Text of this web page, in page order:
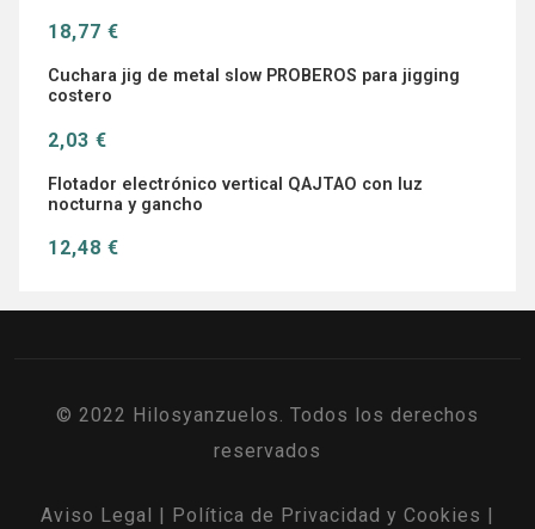
18,77 €
Cuchara jig de metal slow PROBEROS para jigging
costero
2,03 €
Flotador electrónico vertical QAJTAO con luz
nocturna y gancho
12,48 €
© 2022 Hilosyanzuelos. Todos los derechos
reservados
Aviso Legal Política de Privacidad y Cookies